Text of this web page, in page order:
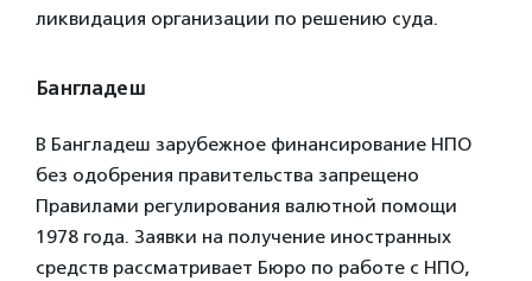
ликвидация организации по решению суда.
Бангладеш
В Бангладеш зарубежное финансирование НПО
без одобрения правительства запрещено
Правилами регулирования валютной помощи
1978 года. Заявки на получение иностранных
средств рассматривает Бюро по работе с НПО,